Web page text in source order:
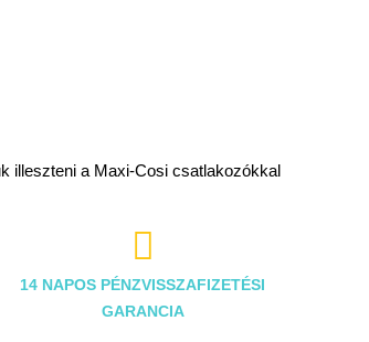
illeszteni a Maxi-Cosi csatlakozókkal

14 NAPOS PÉNZVISSZAFIZETÉSI
GARANCIA